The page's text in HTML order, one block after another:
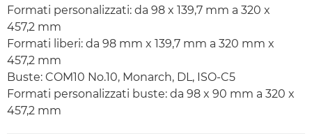
Formati personalizzati: da 98 x 139,7 mm a 320 x
457,2 mm
Formati liberi: da 98 mm x 139,7 mm a 320 mm x
457,2 mm
Buste: COM10 No.10, Monarch, DL, ISO-C5
Formati personalizzati buste: da 98 x 90 mm a 320 x
457,2 mm